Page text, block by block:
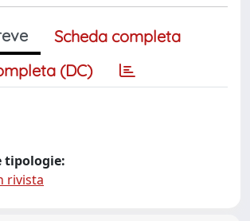
Scheda completa
(DC)
tipologie:
rivista